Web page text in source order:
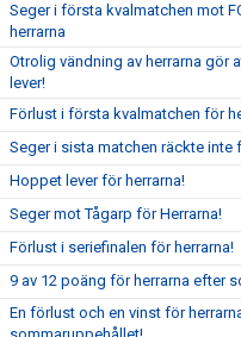
Seger i första kvalmatchen mot
herrarna
Otrolig vändning av herrarna gör
lever!
Förlust i första kvalmatchen för
Seger i sista matchen räckte inte
Hoppet lever för herrarna!
Seger mot Tågarp för Herrarna!
Förlust i seriefinalen för herrarna!
9 av 12 poäng för herrarna efter
En förlust och en vinst för